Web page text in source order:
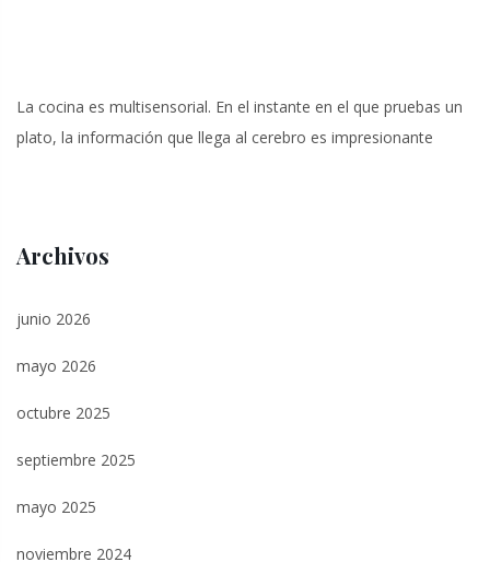
La cocina es multisensorial. En el instante en el que pruebas un
plato, la información que llega al cerebro es impresionante
Archivos
junio 2026
mayo 2026
octubre 2025
septiembre 2025
mayo 2025
noviembre 2024